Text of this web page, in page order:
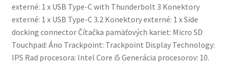
externé: 1 x USB Type-C with Thunderbolt 3 Konektory
externé: 1 x USB Type-C 3.2 Konektory externé: 1 x Side
docking connector Čítačka pamäťových kariet: Micro SD
Touchpad: Áno Trackpoint: Trackpoint Display Technology:
IPS Rad procesora: Intel Core i5 Generácia procesorov: 10.